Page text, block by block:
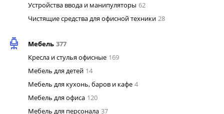
Устройства ввода и манипуляторы 62
Чистящие средства для офисной техники 28
Мебель 377
Кресла и стулья офисные 169
Мебель для детей 14
Мебель для кухонь, баров и кафе 4
Мебель для офиса 120
Мебель для персонала 37